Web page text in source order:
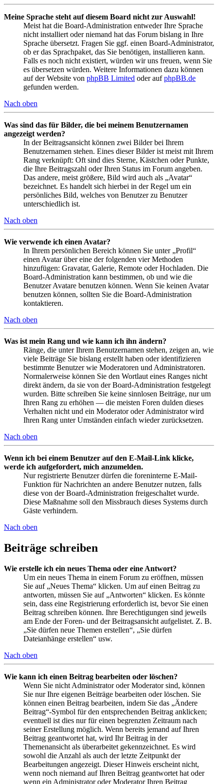
Meine Sprache steht auf diesem Board nicht zur Auswahl!
Meist hat die Board-Administration entweder Ihre Sprache
nicht installiert oder niemand hat das Forum bislang in Ihre
Sprache übersetzt. Fragen Sie ggf. einen Board-Administrator,
ob er das Sprachpaket, das Sie benötigen, installieren kann.
Falls es noch nicht existiert, würden wir uns freuen, wenn Sie
es übersetzen würden. Weitere Informationen dazu können
auf der Website von phpBB Limited oder aufphpBB.de
gefunden werden.
Nach oben
Was sind das für Bilder, die bei meinem Benutzernamen
angezeigt werden?
In der Beitragsansicht können zwei Bilder bei Ihrem
Benutzernamen stehen. Eines dieser Bilder ist meist mit Ihrem
Rang verknüpft: Oft sind dies Sterne, Kästchen oder Punkte,
die Ihre Beitragszahl oder Ihren Status im Forum angeben.
Das andere, meist größere, Bild wird auch als „Avatar“
bezeichnet. Es handelt sich hierbei in der Regel um ein
persönliches Bild, welches von Benutzer zu Benutzer
unterschiedlich ist.
Nach oben
Wie verwende ich einen Avatar?
In Ihrem persönlichen Bereich können Sie unter „Profil“
einen Avatar über eine der folgenden vier Methoden
hinzufügen: Gravatar, Galerie, Remote oder Hochladen. Die
Board-Administration kann bestimmen, ob und wie die
Benutzer Avatare benutzen können. Wenn Sie keinen Avatar
benutzen können, sollten Sie die Board-Administration
kontaktieren.
Nach oben
Was ist mein Rang und wie kann ich ihn ändern?
Ränge, die unter Ihrem Benutzernamen stehen, zeigen an, wie
viele Beiträge Sie bislang erstellt haben oder identifizieren
bestimmte Benutzer wie Moderatoren und Administratoren.
Normalerweise können Sie den Wortlaut eines Ranges nicht
direkt ändern, da sie von der Board-Administration festgelegt
wurden. Bitte schreiben Sie keine sinnlosen Beiträge, nur um
Ihren Rang zu erhöhen — die meisten Foren dulden dieses
Verhalten nicht und ein Moderator oder Administrator wird
Ihren Rang unter Umständen einfach wieder zurücksetzen.
Nach oben
Wenn ich bei einem Benutzer auf den E-Mail-Link klicke,
werde ich aufgefordert, mich anzumelden.
Nur registrierte Benutzer dürfen die foreninterne E-Mail-
Funktion für Nachrichten an andere Benutzer nutzen, falls
diese von der Board-Administration freigeschaltet wurde.
Diese Maßnahme soll den Missbrauch dieses Systems durch
Gäste verhindern.
Nach oben
Beiträge schreiben
Wie erstelle ich ein neues Thema oder eine Antwort?
Um ein neues Thema in einem Forum zu eröffnen, müssen
Sie auf „Neues Thema“ klicken. Um auf einen Beitrag zu
antworten, müssen Sie auf „Antworten“ klicken. Es könnte
sein, dass eine Registrierung erforderlich ist, bevor Sie einen
Beitrag schreiben können. Ihre Berechtigungen sind jeweils
am Ende der Foren- und der Beitragsansicht aufgelistet. Z. B.
„Sie dürfen neue Themen erstellen“, „Sie dürfen
Dateianhänge erstellen“ usw.
Nach oben
Wie kann ich einen Beitrag bearbeiten oder löschen?
Wenn Sie nicht Administrator oder Moderator sind, können
Sie nur Ihre eigenen Beiträge bearbeiten oder löschen. Sie
können einen Beitrag bearbeiten, indem Sie das „Ändere
Beitrag“-Symbol für den entsprechenden Beitrag anklicken;
eventuell ist dies nur für einen begrenzten Zeitraum nach
seiner Erstellung möglich. Wenn bereits jemand auf Ihren
Beitrag geantwortet hat, wird Ihr Beitrag in der
Themenansicht als überarbeitet gekennzeichnet. Es wird
sowohl die Anzahl als auch der letzte Zeitpunkt der
Bearbeitungen angezeigt. Dieser Hinweis erscheint nicht,
wenn noch niemand auf Ihren Beitrag geantwortet hat oder
wenn ein Administrator oder Moderator Ihren Beitrag